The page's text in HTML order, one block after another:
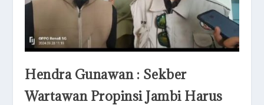
Hendra Gunawan : Sekber
Wartawan Propinsi Jambi Harus